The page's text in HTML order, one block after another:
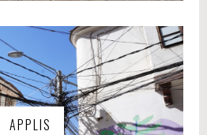
APPLIS